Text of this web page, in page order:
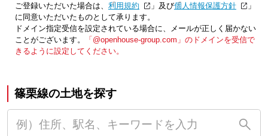
ご登録いただいた場合は、「利用規約 」及び「個人情報保護方針
」
に同意いただいたものとして承ります。
ドメイン指定受信を設定されている場合に、メールが正しく届かない
ことがございます。
「@openhouse-group.com」のドメインを受信で
きるように設定してください。
篠栗線の土地を探す